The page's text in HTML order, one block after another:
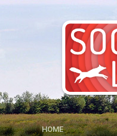
HOME